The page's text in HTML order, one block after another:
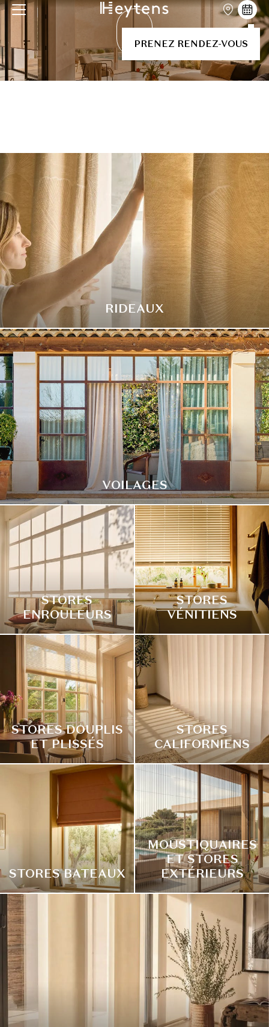
PRENEZ RENDEZ-VOUS
DÉCOUVREZ
PRENEZ RENDEZ-VOUS À
RIDEAUX
VOILAGES
STORES
ENROULEURS
STORES
VÉNITIENS
STORES DOUPLIS
ET PLISSÉS
STORES
CALIFORNIENS
STORES BATEAUX
MOUSTIQUAIRES
ET STORES
EXTÉRIEURS